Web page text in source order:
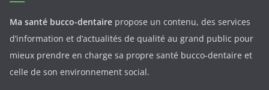
Ma santé bucco-dentaire propose un contenu, des services
d’information et d’actualités de qualité au grand public pour
mieux prendre en charge sa propre santé bucco-dentaire et
celle de son environnement social.